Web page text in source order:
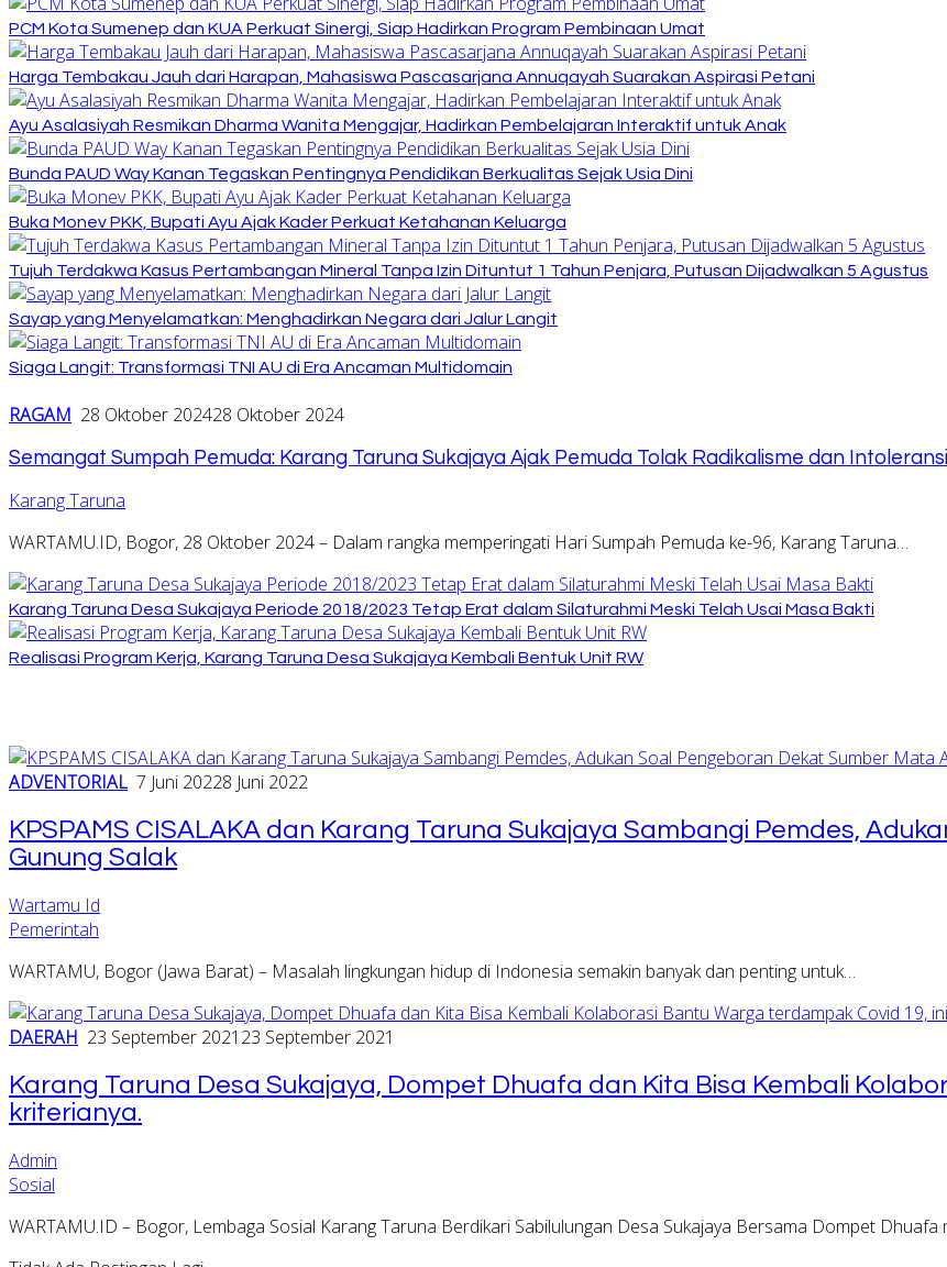
PCM Kota Sumenep dan KUA Perkuat Sinergi, Siap Hadirkan Program Pembinaan Umat
Harga Tembakau Jauh dari Harapan, Mahasiswa Pascasarjana Annuqayah Suarakan Aspirasi Petani
Ayu Asalasiyah Resmikan Dharma Wanita Mengajar, Hadirkan Pembelajaran Interaktif untuk Anak
Bunda PAUD Way Kanan Tegaskan Pentingnya Pendidikan Berkualitas Sejak Usia Dini
Buka Monev PKK, Bupati Ayu Ajak Kader Perkuat Ketahanan Keluarga
Tujuh Terdakwa Kasus Pertambangan Mineral Tanpa Izin Dituntut 1 Tahun Penjara, Putusan Dijadwalkan 5 Agustus
Sayap yang Menyelamatkan: Menghadirkan Negara dari Jalur Langit
Siaga Langit: Transformasi TNI AU di Era Ancaman Multidomain
RAGAM 28 Oktober 202428 Oktober 2024
Semangat Sumpah Pemuda: Karang Taruna Sukajaya Ajak Pemuda Tolak Radikalisme dan Intoleransi
Karang Taruna
WARTAMU.ID, Bogor, 28 Oktober 2024 – Dalam rangka memperingati Hari Sumpah Pemuda ke-96, Karang Taruna…
Karang Taruna Desa Sukajaya Periode 2018/2023 Tetap Erat dalam Silaturahmi Meski Telah Usai Masa Bakti
Realisasi Program Kerja, Karang Taruna Desa Sukajaya Kembali Bentuk Unit RW
ADVENTORIAL 7 Juni 20228 Juni 2022
KPSPAMS CISALAKA dan Karang Taruna Sukajaya Sambangi Pemdes,
Gunung Salak
Wartamu Id
Pemerintah
WARTAMU, Bogor (Jawa Barat) – Masalah lingkungan hidup di Indonesia semakin banyak dan penting untuk…
DAERAH 23 September 2021 23 September 2021
Karang Taruna Desa Sukajaya, Dompet Dhuafa dan Kita Bisa Kembali
kriterianya.
Admin
Sosial
WARTAMU.ID – Bogor, Lembaga Sosial Karang Taruna Berdikari Sabilulungan Desa Sukajaya Bersama Dompet Dhuafa